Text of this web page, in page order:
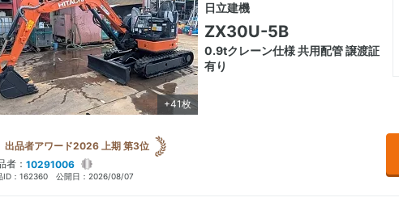
+41枚
日立建機
ZX30U-5B
0.9tクレーン仕様 共用配管 譲渡証
有り
出品者アワード2026 上期 第3位
者： 10291006
ID： 162360 公開日： 2026/08/07